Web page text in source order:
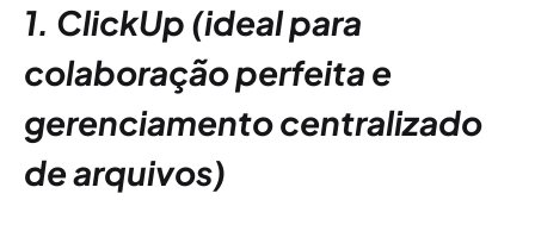
1. ClickUp (ideal para
colaboração perfeita e
gerenciamento centralizado
de arquivos)